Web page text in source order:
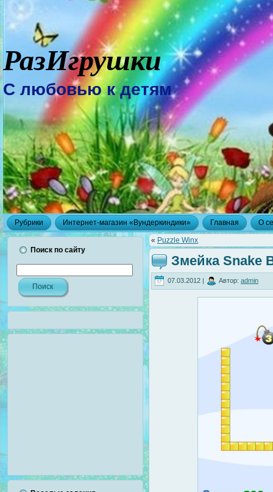
РазИгрушки
С любовью к детям
Рубрики Интернет-магазин «Вундеркиндики» Главная О
Поиск по сайту
« Puzzle Winx
Змейка Snake
07.03.2012 | Автор: admin